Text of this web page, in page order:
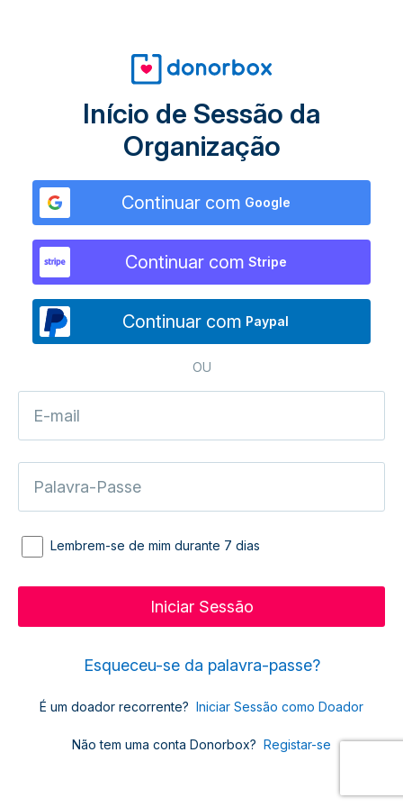
Início de Sessão da
Organização
Continuar com Google
Continuar com Stripe
Continuar com Paypal
OU
Lembrem-se de mim durante 7 dias
Esqueceu-se da palavra-passe?
É um doador recorrente? Iniciar Sessão como Doador
Não tem uma conta Donorbox? Registar-se